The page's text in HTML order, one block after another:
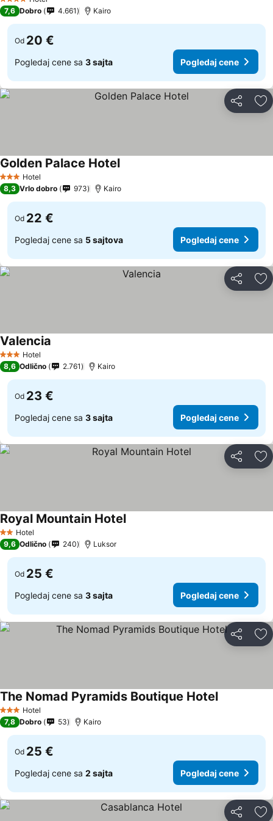
4 Zvezdice
7,6 Dobro 4.661 Kairo
Od 20 €
Pogledaj cene sa 3 sajta Pogledaj cene
Deli
3 Zvezdice
Hotel
Golden Palace HotelPogledaj cene
8,3 Vrlo dobro 973 Kairo
Od 22 €
Pogledaj cene sa 5 sajtova Pogledaj cene
Deli
3 Zvezdice
Hotel
Valencia
8,6 Odlično 2.761 Kairo
Od 23 €
Pogledaj cene sa 3 sajta Pogledaj cene
Deli
2 Zvezdice
Hotel
Royal Mountain HotelPogledaj cene
9,6 Odlično 240 Luksor
Od 25 €
Pogledaj cene sa 3 sajta Pogledaj cene
Deli
3 Zvezdice
Hotel
The Nomad Pyramids Boutique HotelPogledaj
7,8 Dobro 53 Kairo
Od 25 €
Pogledaj cene sa 2 sajta Pogledaj cene
Deli